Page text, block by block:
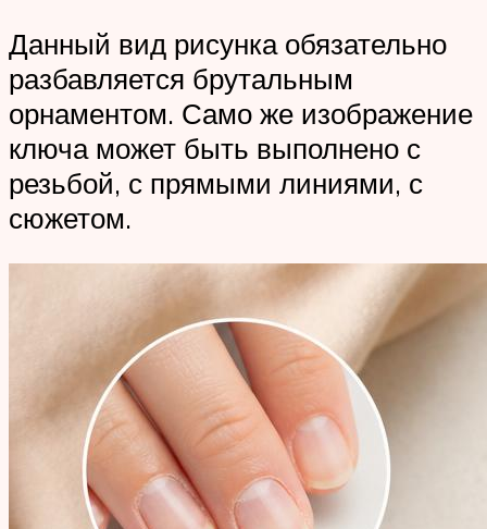
Данный вид рисунка обязательно
разбавляется брутальным
орнаментом. Само же изображение
ключа может быть выполнено с
резьбой, с прямыми линиями, с
сюжетом.